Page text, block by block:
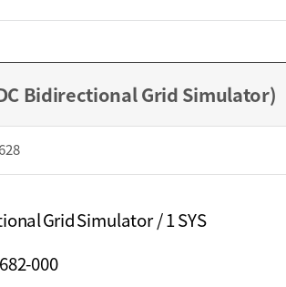
Bidirectional Grid Simulator)
Grid Simulator/ 1 SYS
000